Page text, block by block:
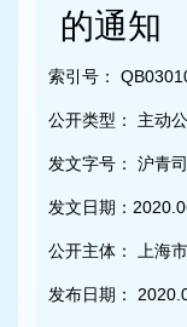
的通知
索引号：
公开类型： 主动
发文字号： 沪青
发文日期：
公开主体： 上海
发布日期：